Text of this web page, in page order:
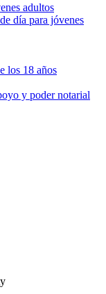
adultos
día para jóvenes
los 18 años
y poder notarial